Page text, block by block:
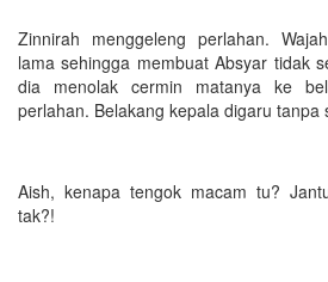
Zinnirah menggeleng perlahan.
lama sehingga membuat Absyar tidak
dia menolak cermin matanya ke
perlahan. Belakang kepala digaru tanpa
Aish, kenapa tengok macam tu?
tak?!